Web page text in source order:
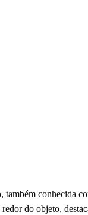
também conhecida
do objeto,